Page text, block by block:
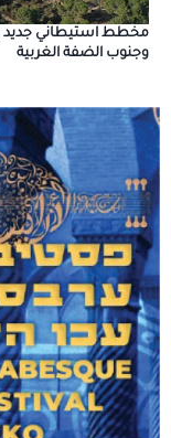
مخطط استيطاني
وجنوب الضفة الغربية